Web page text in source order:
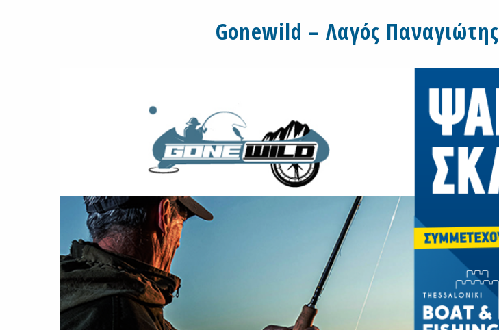
Gonewild – Λαγός Παναγιώτης